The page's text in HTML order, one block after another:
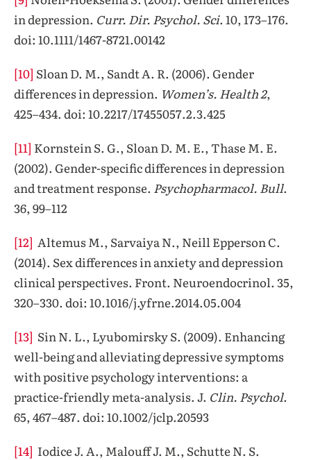
in depression. Curr. Dir. Psychol. Sci. 10, 173–176.
doi: 10.1111/1467-8721.00142
[10] Sloan D. M., Sandt A. R. (2006). Gender
differences in depression. Women’s. Health 2,
425–434. doi: 10.2217/17455057.2.3.425
[11] Kornstein S. G., Sloan D. M. E., Thase M. E.
(2002). Gender-specific differences in depression
and treatment response. Psychopharmacol. Bull.
36, 99–112
[12] Altemus M., Sarvaiya N., Neill Epperson C.
(2014). Sex differences in anxiety and depression
clinical perspectives. Front. Neuroendocrinol. 35,
320–330. doi: 10.1016/j.yfrne.2014.05.004
[13] Sin N. L., Lyubomirsky S. (2009). Enhancing
well-being and alleviating depressive symptoms
with positive psychology interventions: a
practice-friendly meta-analysis. J. Clin. Psychol.
65, 467–487. doi: 10.1002/jclp.20593
[14] Iodice J. A., Malouff J. M., Schutte N. S.